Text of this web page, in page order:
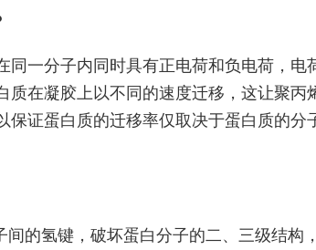
一分子内同时具有正电荷和负电荷，电
在凝胶上以不同的速度迁移，这让聚丙
证蛋白质的迁移率仅取决于蛋白质的分
的氢键，破坏蛋白分子的二、三级结构